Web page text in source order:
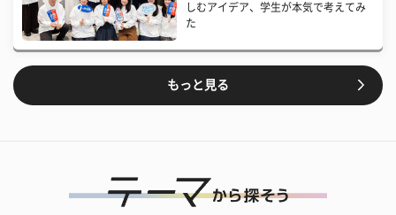
しむアイデア、学生が本気で考えてみ
た
もっと見る